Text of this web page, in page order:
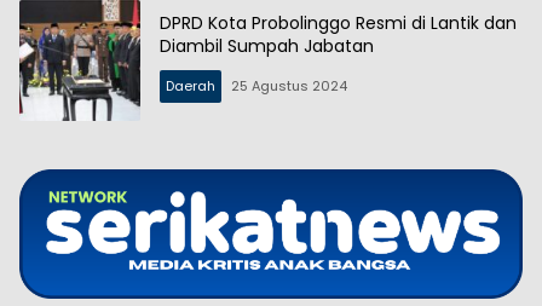
DPRD Kota Probolinggo Resmi di Lantik dan
Diambil Sumpah Jabatan
Daerah 25 Agustus 2024